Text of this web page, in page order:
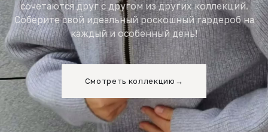
сочетаются друг с другом из других коллекций.
Соберите свой идеальный роскошный гардероб на
каждый и особенный день!
Смотреть коллекцию →